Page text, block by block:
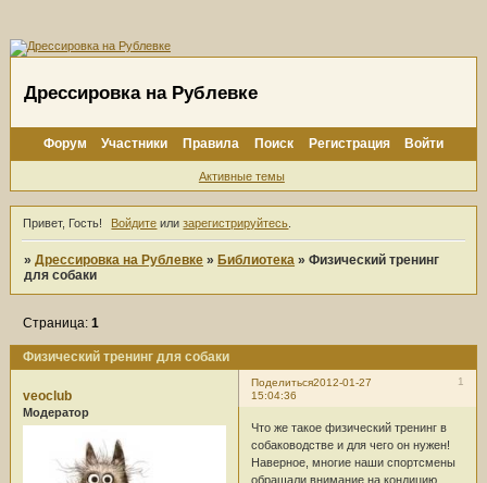
Дрессировка на Рублевке
Форум Участники Правила Поиск Регистрация Войти
Активные темы
Привет, Гость! Войдите илизарегистрируйтесь
»Дрессировка на Рублевке » Библиотека »Физический тренинг
для собаки
Физический тренинг для собаки
Страница:1
Поделиться 1
2012-01-27
15:04:36
veoclub
Модератор
Что же такое физический тренинг в
собаководстве и для чего он нужен!
Наверное, многие наши спортсмены
обращали внимание на кондицию